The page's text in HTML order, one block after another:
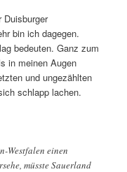
bin ich dagegen.
bedeuten. Ganz zum
in meinen Augen
und ungezählten
schlapp lachen.
Westfalen einen
müsste Sauerland